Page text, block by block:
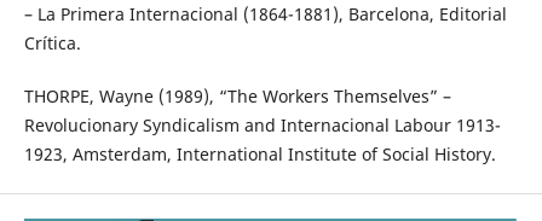
– La Primera Internacional (1864-1881), Barcelona, Editorial
Crítica.
THORPE, Wayne (1989), “The Workers Themselves” –
Revolucionary Syndicalism and Internacional Labour 1913-
1923, Amsterdam, International Institute of Social History.